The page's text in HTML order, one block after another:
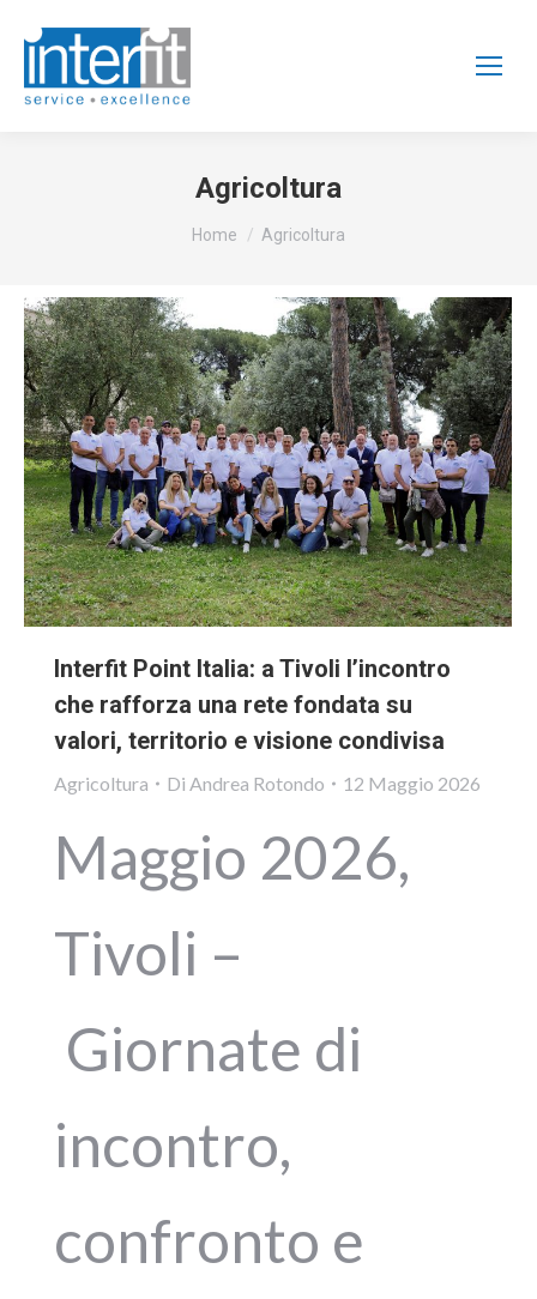
Agricoltura
Tu sei qui:
Home Agricoltura
Interfit Point Italia: a Tivoli l’incontro
che rafforza una rete fondata su
valori, territorio e visione condivisa
Agricoltura Di Andrea Rotondo 12 Maggio 2026
Maggio 2026,
Tivoli –
Giornate di
incontro,
confronto e